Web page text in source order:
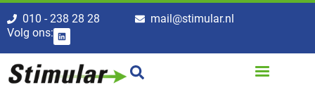
010 - 238 28 28
mail@stimular.nl
Volg ons: